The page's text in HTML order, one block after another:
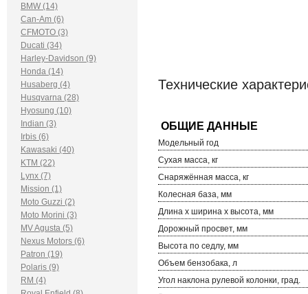
BMW (14)
Can-Am (6)
CFMOTO (3)
Ducati (34)
Harley-Davidson (9)
Honda (14)
Husaberg (4)
Husqvarna (28)
Hyosung (10)
Indian (3)
Irbis (6)
Kawasaki (40)
KTM (22)
Lynx (7)
Mission (1)
Moto Guzzi (2)
Moto Morini (3)
MV Agusta (5)
Nexus Motors (6)
Patron (19)
Polaris (9)
RM (4)
Технические
Модельный год
Сухая масса, кг
Снаряжённая масса, кг
Колесная база, мм
Длина х ширина х высота, мм
Дорожный просвет, мм
Высота по седлу, мм
Объем бензобака, л
Угол наклона рулевой колонки, град.